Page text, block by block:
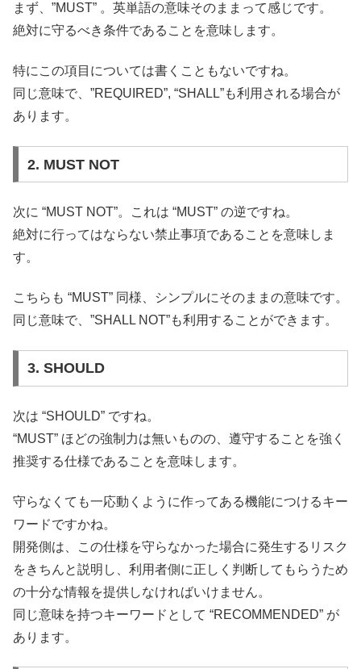
まず、”MUST” 。英単語の意味そのままって感じです。
絶対に守るべき条件であることを意味します。
特にこの項目については書くこともないですね。
同じ意味で、”REQUIRED”, “SHALL”も利用される場合が
あります。
2. MUST NOT
次に “MUST NOT”。これは “MUST” の逆ですね。
絶対に行ってはならない禁止事項であることを意味しま
す。
こちらも “MUST” 同様、シンプルにそのままの意味です。
同じ意味で、”SHALL NOT”も利用することができます。
3. SHOULD
次は “SHOULD” ですね。
“MUST” ほどの強制力は無いものの、遵守することを強く
推奨する仕様であることを意味します。
守らなくても一応動くように作ってある機能につけるキー
ワードですかね。
開発側は、この仕様を守らなかった場合に発生するリスク
をきちんと説明し、利用者側に正しく判断してもらうため
の十分な情報を提供しなければいけません。
同じ意味を持つキーワードとして “RECOMMENDED” が
あります。